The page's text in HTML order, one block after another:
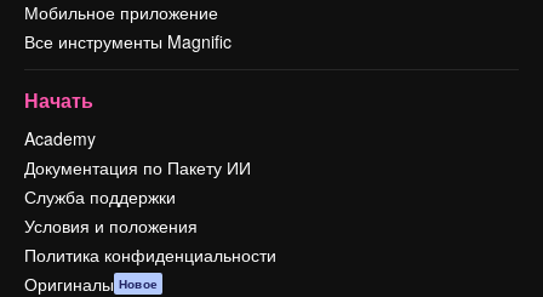
Мобильное приложение
Все инструменты Magnific
Начать
Academy
Документация по Пакету ИИ
Служба поддержки
Условия и положения
Политика конфиденциальности
Оригиналы Новое